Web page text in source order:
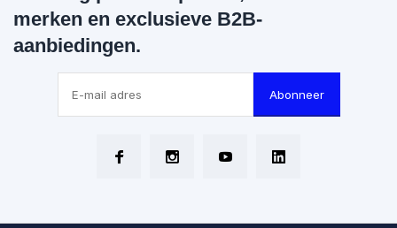
merken en exclusieve B2B-
aanbiedingen.
Abonneer